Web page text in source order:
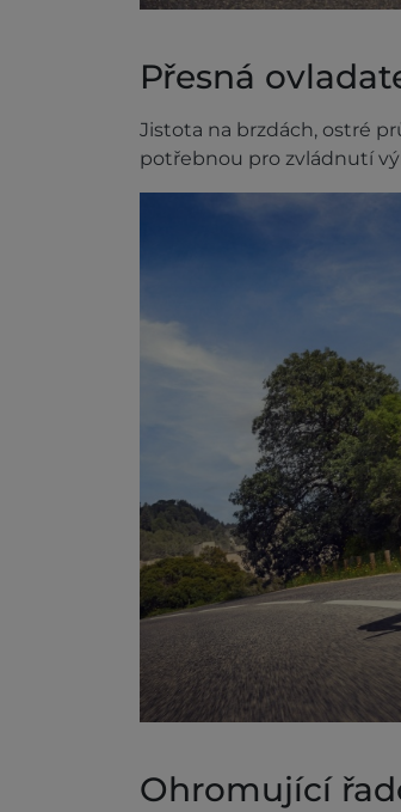
Přesná
Jistota na brzdách, ostré
potřebnou pro zvládnutí
Ohromující